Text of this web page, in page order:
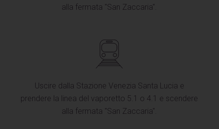
alla fermata "San Zaccaria".
Uscire dalla Stazione Venezia Santa Lucia e
prendere la linea del vaporetto 5.1 o 4.1 e scendere
alla fermata "San Zaccaria".